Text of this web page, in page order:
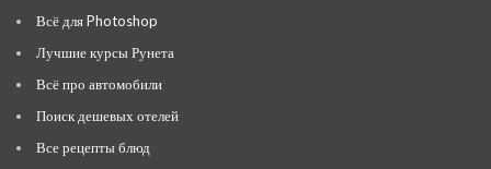
Всё для Photoshop
Лучшие курсы Рунета
Всё про автомобили
Поиск дешевых отелей
Все рецепты блюд